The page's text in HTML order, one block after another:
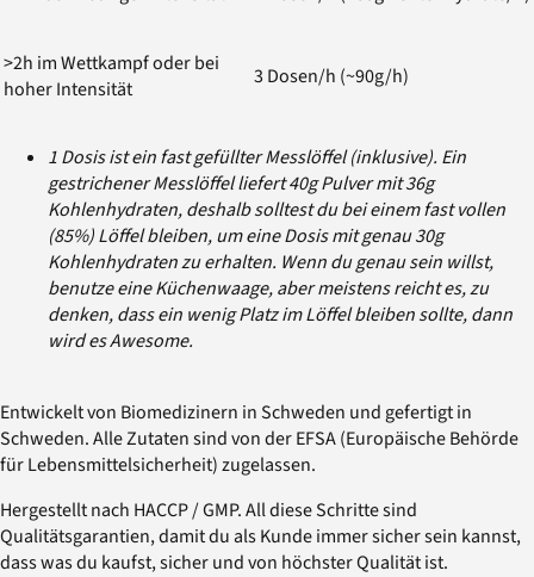
>2h im Wettkampf oder bei
hoher Intensität
3 Dosen/h (~90g/h)
1 Dosis ist ein fast gefüllter Messlöffel (inklusive). Ein
gestrichener Messlöffel liefert 40g Pulver mit 36g
Kohlenhydraten, deshalb solltest du bei einem fast vollen
(85%) Löffel bleiben, um eine Dosis mit genau 30g
Kohlenhydraten zu erhalten. Wenn du genau sein willst,
benutze eine Küchenwaage, aber meistens reicht es, zu
denken, dass ein wenig Platz im Löffel bleiben sollte, dann
wird es Awesome.
Entwickelt von Biomedizinern in Schweden und gefertigt in
Schweden. Alle Zutaten sind von der EFSA (Europäische Behörde
für Lebensmittelsicherheit) zugelassen.
Hergestellt nach HACCP / GMP. All diese Schritte sind
Qualitätsgarantien, damit du als Kunde immer sicher sein kannst,
dass was du kaufst, sicher und von höchster Qualität ist.